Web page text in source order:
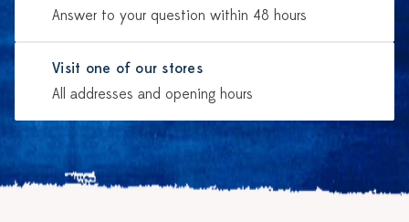
Answer to your question within 48 hours
Visit one of our stores
All addresses and opening hours